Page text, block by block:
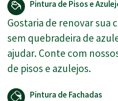
Pintura de Pisos e
Gostaria de renovar sua
sem quebradeira de
ajudar. Conte com
de pisos e azulejos.
Pintura de Fachadas